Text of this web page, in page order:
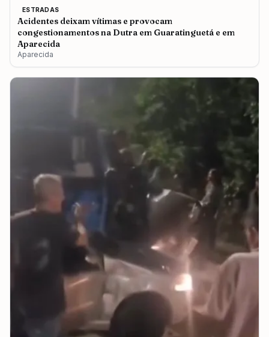
ESTRADAS
Acidentes deixam vítimas e provocam
congestionamentos na Dutra em Guaratinguetá e em
Aparecida
Aparecida